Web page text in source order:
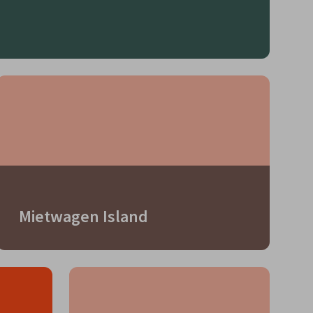
Mietwagen Island